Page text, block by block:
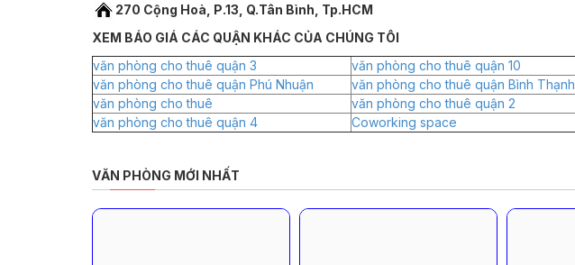
270 Cộng Hoà, P.13, Q.Tân Bình, Tp.HCM
XEM BÁO GIÁ CÁC QUẬN KHÁC CỦA CHÚNG TÔI
văn phòng cho thuê quận 3
văn phòng cho thuê quận 10
văn phòng cho thuê quận Phú Nhuận
văn phòng cho thuê quận Bình Thạnh
văn phòng cho thuê
văn phòng cho thuê quận 2
văn phòng cho thuê quận 4
Coworking space
VĂN PHÒNG MỚI NHẤT